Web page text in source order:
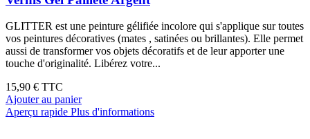
GLITTER est une peinture gélifiée incolore qui s'applique sur toutes
vos peintures décoratives (mates , satinées ou brillantes). Elle permet
aussi de transformer vos objets décoratifs et de leur apporter une
touche d'originalité. Libérez votre...
15,90 € TTC
Ajouter au panier
Aperçu rapide Plus d'informations